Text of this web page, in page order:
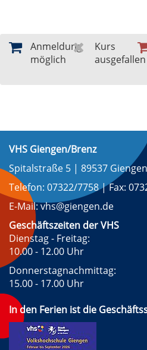
Anmeldung
möglich
Kurs
ausgefallen
VHS Giengen/Brenz
Spitalstraße 5 | 89537
Telefon: 07322/7758 | Fax:
E-Mail: vhs@giengen.de
Geschäftszeiten der VHS
Dienstag - Freitag:
10.00 - 12.00 Uhr
Donnerstagnachmittag:
15.00 - 17.00 Uhr
In den Ferien ist die